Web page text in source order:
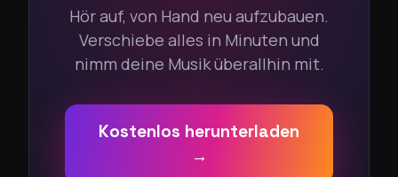
Hör auf, von Hand neu aufzubauen.
Verschiebe alles in Minuten und
nimm deine Musik überallhin mit.
Kostenlos herunterladen
→